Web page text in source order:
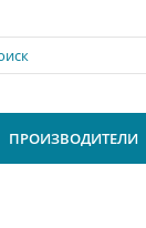
ПРОИЗВОДИТЕЛИ